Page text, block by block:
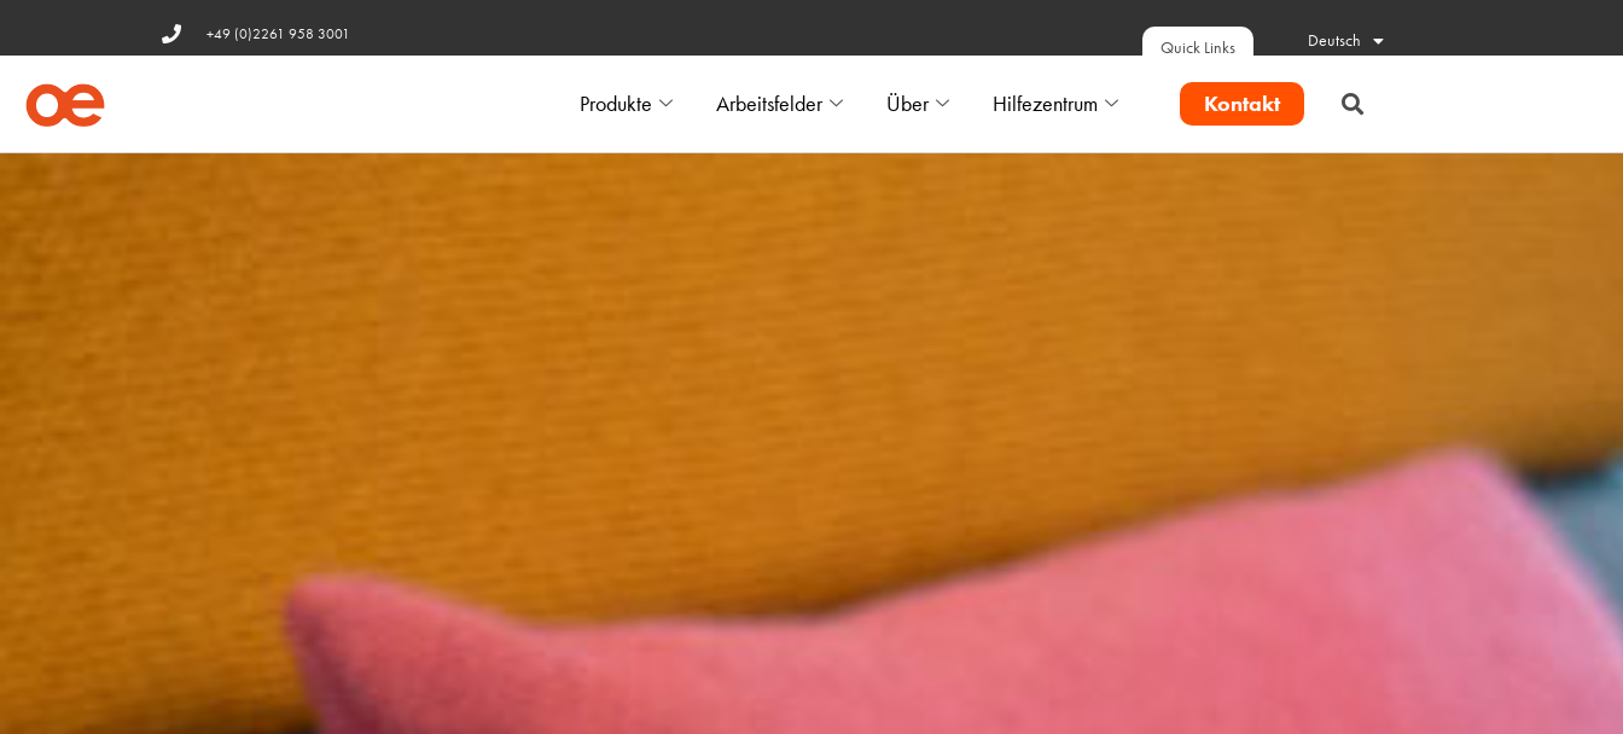
+49 (0)2261 958 3001
Quick Links Deutsch
Produkte Arbeitsfelder Über Hilfezentrum Kontakt